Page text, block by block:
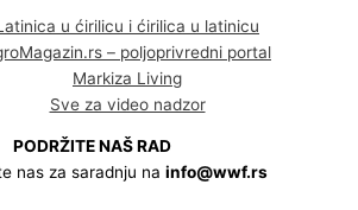
u ćirilicu i ćirilica u latinicu
– poljoprivredni portal
Markiza Living
Sve za video nadzor
PODRŽITE NAŠ RAD
nas za saradnju na info@wwf.rs